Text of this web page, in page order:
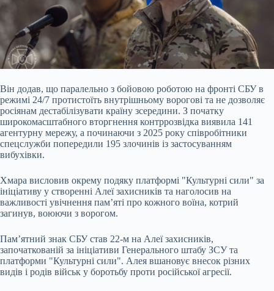
Він додав, що паралельно з бойовою роботою на фронті СБУ в
режимі 24/7 протистоїть внутрішньому ворогові та не дозволяє
росіянам дестабілізувати країну зсередини. З початку
широкомасштабного вторгнення контррозвідка виявила 141
агентурну мережу, а починаючи з 2025 року співробітники
спецслужби попередили 195 злочинів із застосуванням
вибухівки.
Хмара висловив окрему подяку платформі "Культурні сили" за
ініціативу у створенні Алеї захисників та наголосив на
важливості увічнення пам’яті про кожного воїна, котрий
загинув, воюючи з ворогом.
Пам’ятний знак СБУ став 22-м на Алеї захисників,
започаткованій за ініціативи Генерального штабу ЗСУ та
платформи "Культурні сили". Алея вшановує внесок різних
видів і родів військ у боротьбу проти російської агресії.